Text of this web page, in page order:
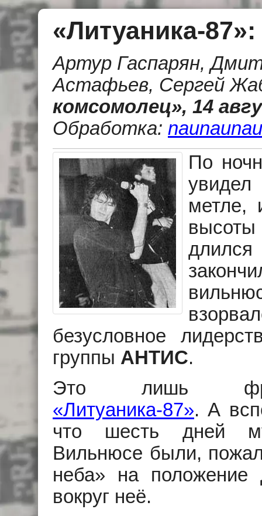
«Литуаника-
Артур Гаспарян,
Астафьев, Сергей
комсомолец», 14
Обработка:
По
метле,
безусловное
группы АНТИС.
Это лишь
«Литуаника-87». А
что шесть дней
Вильнюсе были,
неба» на
вокруг неё.